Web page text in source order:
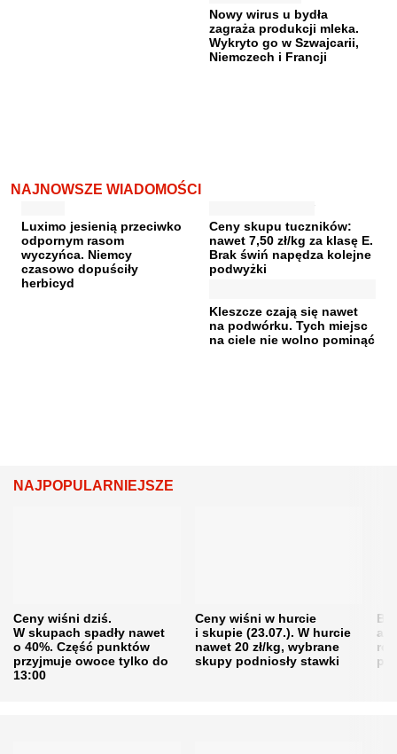
Nowy wirus u bydła
zagraża produkcji mleka.
Wykryto go w Szwajcarii,
Niemczech i Francji
NAJNOWSZE WIADOMOŚCI
Luximo jesienią przeciwko
odpornym rasom
wyczyńca. Niemcy
czasowo dopuściły
herbicyd
Ceny skupu tuczników:
nawet 7,50 zł/kg za klasę E.
Brak świń napędza kolejne
podwyżki
Kleszcze czają się nawet
na podwórku. Tych miejsc
na ciele nie wolno pominąć
NAJPOPULARNIEJSZE
Ceny wiśni dziś.
W skupach spadły nawet
o 40%. Część punktów
przyjmuje owoce tylko do
13:00
Ceny wiśni w hurcie
i skupie (23.07.). W hurcie
nawet 20 zł/kg, wybrane
skupy podniosły stawki